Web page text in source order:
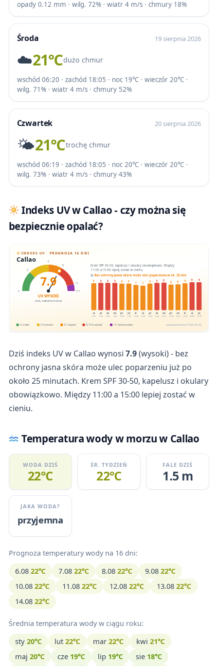
opady 0.12 mm · wilg. 72% · wiatr 4 m/s · chmury 18%
Środa 19 sierpnia 2026
☁️21℃dużo chmur
wschód 06:20 · zachód 18:05 · noc 19℃ · wieczór 20℃ ·
wilg. 71% · wiatr 4 m/s · chmury 52%
Czwartek 20 sierpnia 2026
🌤️21℃trochę chmur
wschód 06:19 · zachód 18:05 · noc 20℃ · wieczór 20℃ ·
wilg. 73% · wiatr 4 m/s · chmury 43%
Indeks UV w Callao - czy można się
bezpiecznie opalać?
INDEKS UV · PROGNOZA 16 DNI
Callao
0
3
6
8
11
11+
7.9
UV WYSOKI
dziś, maksimum dnia
Krem SPF 30-50, kapelusz i okulary obowiązkowo. Między
11:00 a 15:00 lepiej zostać w cieniu.
Bez ochrony jasna skóra może ulec poparzeniu w ok. 25 min
8
cz
6.08
8
pt
7.08
8
sb
8.08
8
nd
9.08
8
pn
10.08
8
wt
11.08
7
śr
12.08
7
cz
13.08
8
pt
14.08
8
sb
15.08
8
nd
16.08
8
pn
17.08
8
wt
18.08
8
śr
19.08
8
cz
20.08
8
pt
21.08
0-2 niski 3-5 umiark. 6-7 wysoki 8-10 b. wysoki 11+ ekstremalny pogodapodroze.pl · 2026-08-06
Dziś indeks UV w Callao wynosi 7.9(wysoki) - bez
ochrony jasna skóra może ulec poparzeniu już po
około 25 minutach. Krem SPF 30-50, kapelusz i okulary
obowiązkowo. Między 11:00 a 15:00 lepiej zostać w
cieniu.
Temperatura wody w morzu w Callao
WODA DZIŚ
22℃
ŚR. TYDZIEŃ
22℃
FALE DZIŚ
1.5 m
JAKA WODA?
przyjemna
Prognoza temperatury wody na 16 dni:
6.08 22℃ 7.08 22℃ 8.08 22℃ 9.08 22℃
10.08 22℃ 11.08 22℃ 12.08 22℃ 13.08 22℃
14.08 22℃
Średnia temperatura wody w ciągu roku:
sty 20℃ lut 22℃ mar 22℃ kwi 21℃
maj 20℃ cze 19℃ lip 19℃ sie 18℃